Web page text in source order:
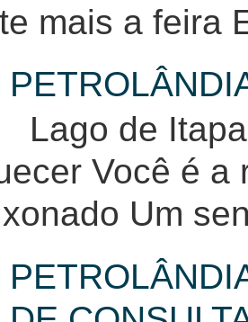
mais a feira
Lago de
Você é a
Um